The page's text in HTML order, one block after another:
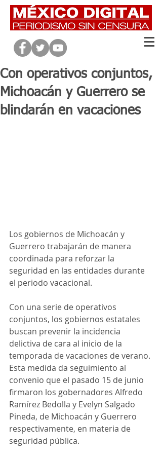
Con operativos conjuntos,
Michoacán y Guerrero se
blindarán en vacaciones
Los gobiernos de Michoacán y
Guerrero trabajarán de manera
coordinada para reforzar la
seguridad en las entidades durante
el periodo vacacional.
Con una serie de operativos
conjuntos, los gobiernos estatales
buscan prevenir la incidencia
delictiva de cara al inicio de la
temporada de vacaciones de verano.
Esta medida da seguimiento al
convenio que el pasado 15 de junio
firmaron los gobernadores Alfredo
Ramírez Bedolla y Evelyn Salgado
Pineda, de Michoacán y Guerrero
respectivamente, en materia de
seguridad pública.